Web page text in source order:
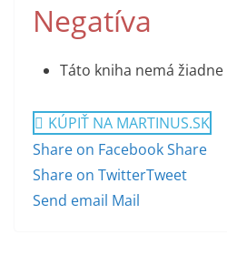
Negatíva
Táto kniha nemá žiadne
KÚPIŤ NA MARTINUS.SK
Share on FacebookShare
Share on TwitterTweet
Send email Mail